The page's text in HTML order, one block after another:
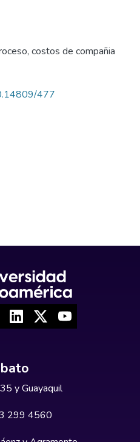
, costos de compañia
477
y Guayaquil
299 4560